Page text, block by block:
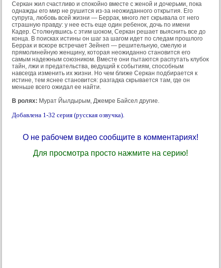
Серкан жил счастливо и спокойно вместе с женой и дочерьми, пока
однажды его мир не рушится из-за неожиданного открытия. Его
супруга, любовь всей жизни — Беррак, много лет скрывала от него
страшную правду: у нее есть еще один ребенок, дочь по имени
Кадер. Столкнувшись с этим шоком, Серкан решает выяснить все до
конца. В поисках истины он шаг за шагом идет по следам прошлого
Беррак и вскоре встречает Зейнеп — решительную, смелую и
прямолинейную женщину, которая неожиданно становится его
самым надежным союзником. Вместе они пытаются распутать клубок
тайн, лжи и предательства, ведущий к событиям, способным
навсегда изменить их жизни. Но чем ближе Серкан подбирается к
истине, тем яснее становится: разгадка скрывается там, где он
меньше всего ожидал ее найти.
В ролях: Мурат Йылдырым, Джемре Байсел другие.
Добавлена 1-32 серия (русская озвучка).
О не рабочем видео сообщите в комментариях!
Для просмотра просто нажмите на серию!